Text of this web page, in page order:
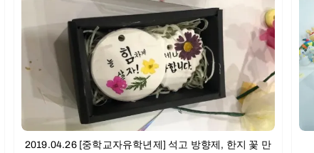
2019.04.26 [중학교자유학년제] 석고 방향제, 한지 꽃 만